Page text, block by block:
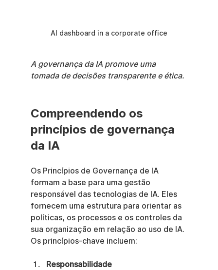
AI dashboard in a corporate office
A governança da IA promove uma
tomada de decisões transparente e ética.
Compreendendo os
princípios de governança
da IA
Os Princípios de Governança de IA
formam a base para uma gestão
responsável das tecnologias de IA. Eles
fornecem uma estrutura para orientar as
políticas, os processos e os controles da
sua organização em relação ao uso de IA.
Os princípios-chave incluem:
Responsabilidade